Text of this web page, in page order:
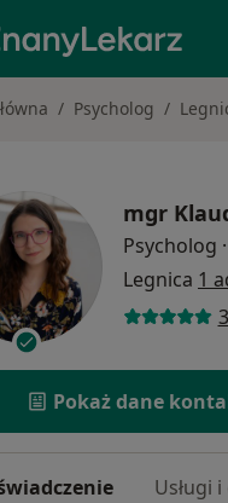
Psycholog
mgr
Psycholog ·
Legnica 1
Pokaż dane
Usługi